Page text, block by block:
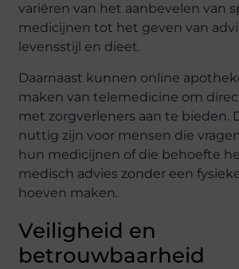
variëren van het aanbevelen van
medicijnen tot het geven van
levensstijl en dieet.
Daarnaast kunnen online
maken van telemedicine om
met zorgverleners aan te bieden.
nuttig zijn voor mensen die
hun medicijnen of die behoefte
medisch advies zonder een
hoeven maken.
Veiligheid en
betrouwbaarheid